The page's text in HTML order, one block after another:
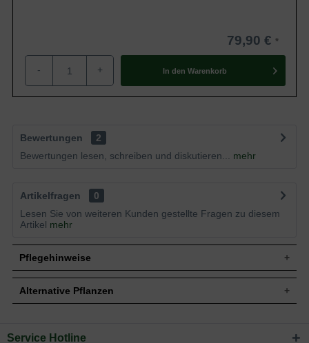
79,90 €
- + In den Warenkorb
Bewertungen
2
Bewertungen lesen, schreiben und diskutieren...
mehr
Artikelfragen
0
Lesen Sie von weiteren Kunden gestellte Fragen zu diesem
Artikel mehr
Pflegehinweise
Pflanz- und Pflegetipps Philadelphus coronarius
Alternative Pflanzen
Sie suchen eine Alternative?
Service Hotline